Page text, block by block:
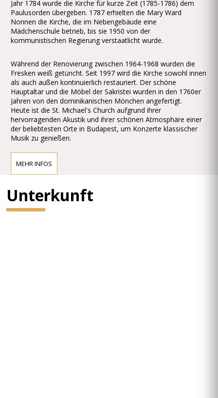
Jahr 1784 wurde die Kirche für kurze Zeit (1785-1786) dem
Paulusorden übergeben. 1787 erhielten die Mary Ward
Nonnen die Kirche, die im Nebengebäude eine
Mädchenschule betrieb, bis sie 1950 von der
kommunistischen Regierung verstaatlicht wurde.
Während der Renovierung zwischen 1964-1968 wurden die
Fresken weiß getüncht. Seit 1997 wird die Kirche sowohl innen
als auch außen kontinuierlich restauriert. Der schöne
Hauptaltar und die Möbel der Sakristei wurden in den 1760er
Jahren von den dominikanischen Mönchen angefertigt.
Heute ist die St. Michael's Church aufgrund ihrer
hervorragenden Akustik und ihrer schönen Atmosphäre einer
der beliebtesten Orte in Budapest, um Konzerte klassischer
Musik zu genießen.
MEHR INFOS
Unterkunft